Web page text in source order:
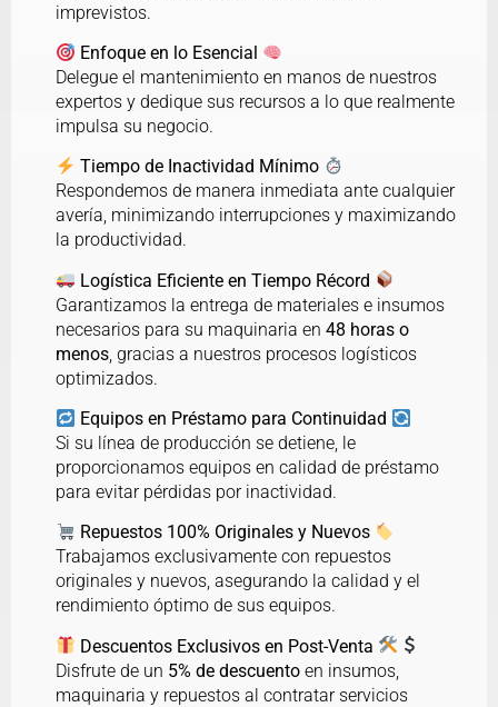
imprevistos.
Enfoque en lo Esencial
Delegue el mantenimiento en manos de nuestros
expertos y dedique sus recursos a lo que realmente
impulsa su negocio.
Tiempo de Inactividad Mínimo
Respondemos de manera inmediata ante cualquier
avería, minimizando interrupciones y maximizando
la productividad.
Logística Eficiente en Tiempo Récord
Garantizamos la entrega de materiales e insumos
necesarios para su maquinaria en 48 horas o
menos , gracias a nuestros procesos logísticos
optimizados.
Equipos en Préstamo para Continuidad
Si su línea de producción se detiene, le
proporcionamos equipos en calidad de préstamo
para evitar pérdidas por inactividad.
Repuestos 100% Originales y Nuevos
Trabajamos exclusivamente con repuestos
originales y nuevos, asegurando la calidad y el
rendimiento óptimo de sus equipos.
Descuentos Exclusivos en Post-Venta
Disfrute de un 5% de descuento en insumos,
maquinaria y repuestos al contratar servicios